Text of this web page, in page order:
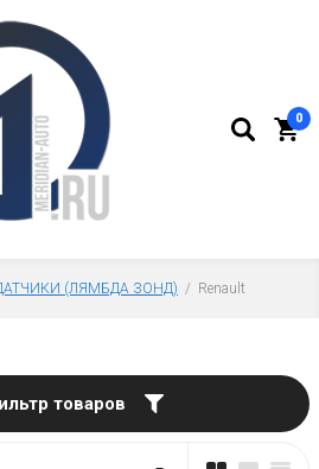
0
(ЛЯМБДА ЗОНД)
  /  Renault
товаров